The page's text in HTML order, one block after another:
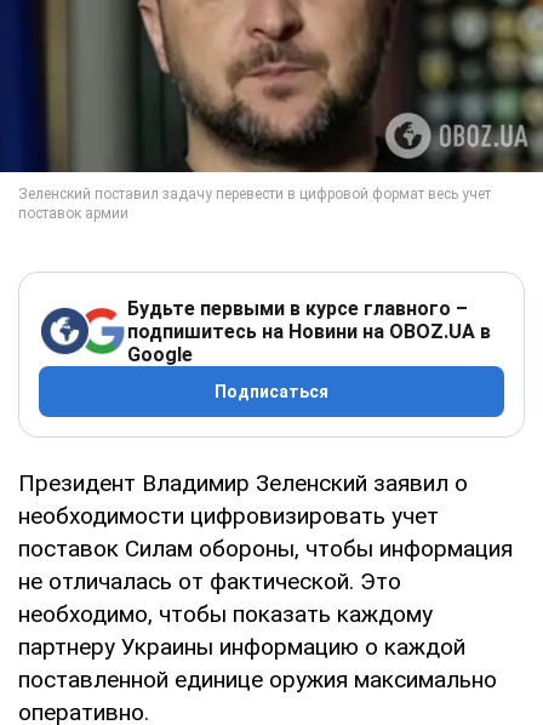
Будьте первыми в курсе главного –
подпишитесь на Новини на OBOZ.UA в
Google
Подписаться
Президент Владимир Зеленский заявил о
необходимости цифровизировать учет
поставок Силам обороны, чтобы информация
не отличалась от фактической. Это
необходимо, чтобы показать каждому
партнеру Украины информацию о каждой
поставленной единице оружия максимально
оперативно.